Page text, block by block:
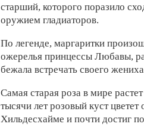
старший, которого поразило
оружием гладиаторов.
По легенде, маргаритки
ожерелья принцессы Любавы,
бежала встречать своего
Самая старая роза в мире
тысячи лет розовый куст цветет
Хильдесхайме и почти достиг